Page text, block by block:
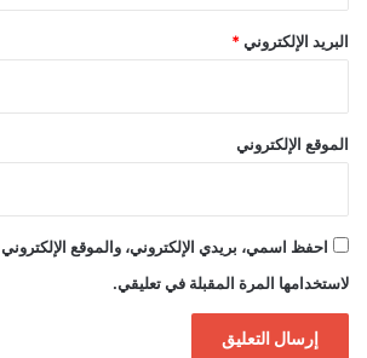
البريد الإلكتروني *
الموقع الإلكتروني
احفظ اسمي، بريدي الإلكتروني، والموقع
لاستخدامها المرة المقبلة في تعليقي.